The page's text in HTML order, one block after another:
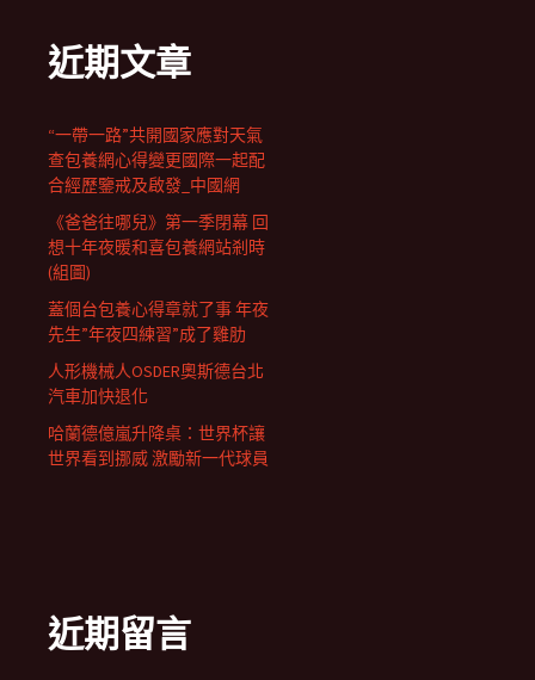
近期文章
“一帶一路”共開國家應對天氣
查包養網心得變更國際一起配
合經歷鑒戒及啟發_中國網
《爸爸往哪兒》第一季閉幕 回
想十年夜暖和喜包養網站剎時
(組圖)
蓋個台包養心得章就了事 年夜
先生”年夜四練習”成了雞肋
人形機械人OSDER奧斯德台北
汽車加快退化
哈蘭德億嵐升降桌：世界杯讓
世界看到挪威 激勵新一代球員
近期留言